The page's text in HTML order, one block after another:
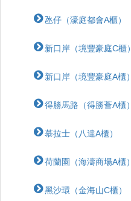
氹仔（濠庭都會A櫃）
新口岸（境豐豪庭C櫃）
新口岸（境豐豪庭A櫃）
得勝馬路（得勝薈A櫃）
慕拉士（八達A櫃）
荷蘭園（海濤商場A櫃）
黑沙環（金海山C櫃）